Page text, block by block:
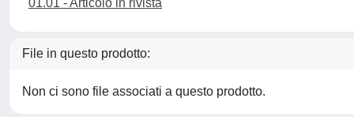
01.01 - Articolo in rivista
File in questo prodotto:
Non ci sono file associati a questo prodotto.